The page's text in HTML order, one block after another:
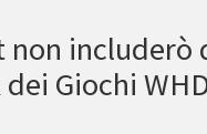
non
Giochi